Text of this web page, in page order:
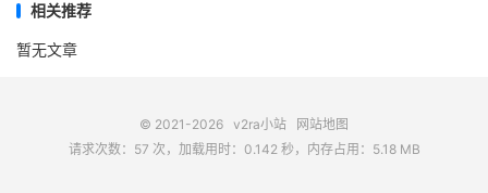
相关推荐
暂无文章
© 2021-2026 v2ra小站
网站地图
请求次数：57 次，加载用时：0.142 秒，内存占用：5.18 MB